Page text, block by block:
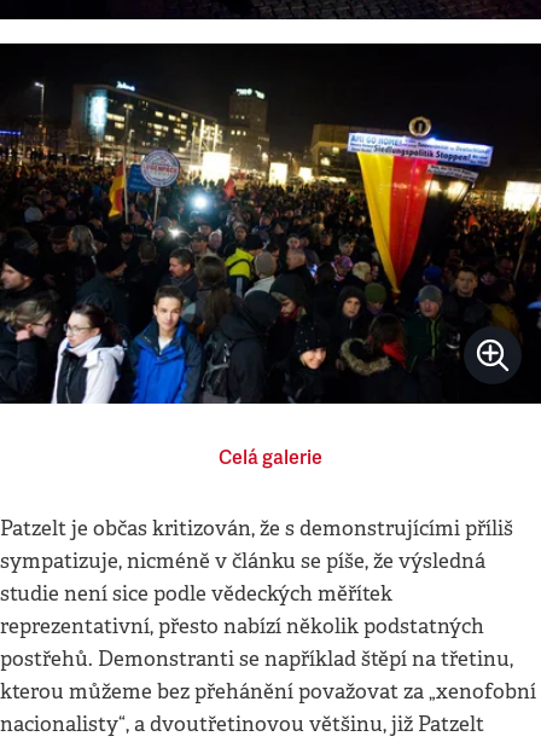
Celá galerie
Patzelt je občas kritizován, že s demonstrujícími příliš
sympatizuje, nicméně v článku se píše, že výsledná
studie není sice podle vědeckých měřítek
reprezentativní, přesto nabízí několik podstatných
postřehů. Demonstranti se například štěpí na třetinu,
kterou můžeme bez přehánění považovat za „xenofobní
nacionalisty“, a dvoutřetinovou většinu, již Patzelt